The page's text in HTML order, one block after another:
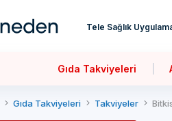
Tele Sağlık
Gıda Takviyeleri
Gıda Takviyeleri Takviyeler